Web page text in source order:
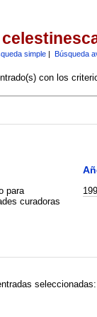
simple| Búsqueda
con los
para
curadoras
seleccionadas: